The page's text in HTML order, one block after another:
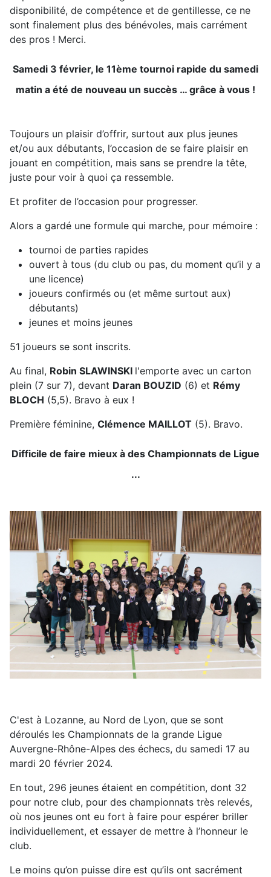
disponibilité, de compétence et de gentillesse, ce ne
sont finalement plus des bénévoles, mais carrément
des pros ! Merci.
Samedi 3 février, le 11ème tournoi rapide du samedi
matin a été de nouveau un succès … grâce à vous !
Toujours un plaisir d’offrir, surtout aux plus jeunes
et/ou aux débutants, l’occasion de se faire plaisir en
jouant en compétition, mais sans se prendre la tête,
juste pour voir à quoi ça ressemble.
Et profiter de l’occasion pour progresser.
Alors a gardé une formule qui marche, pour mémoire :
tournoi de parties rapides
ouvert à tous (du club ou pas, du moment qu’il y a
une licence)
joueurs confirmés ou (et même surtout aux)
débutants)
jeunes et moins jeunes
51 joueurs se sont inscrits.
Au final, Robin SLAWINSKI l'emporte avec un carton
plein (7 sur 7), devant Daran BOUZID (6) et Rémy
BLOCH (5,5). Bravo à eux !
Première féminine, Clémence MAILLOT (5). Bravo.
Difficile de faire mieux à des Championnats de Ligue
...
C'est à Lozanne, au Nord de Lyon, que se sont
déroulés les Championnats de la grande Ligue
Auvergne-Rhône-Alpes des échecs, du samedi 17 au
mardi 20 février 2024.
En tout, 296 jeunes étaient en compétition, dont 32
pour notre club, pour des championnats très relevés,
où nos jeunes ont eu fort à faire pour espérer briller
individuellement, et essayer de mettre à l’honneur le
club.
Le moins qu’on puisse dire est qu’ils ont sacrément